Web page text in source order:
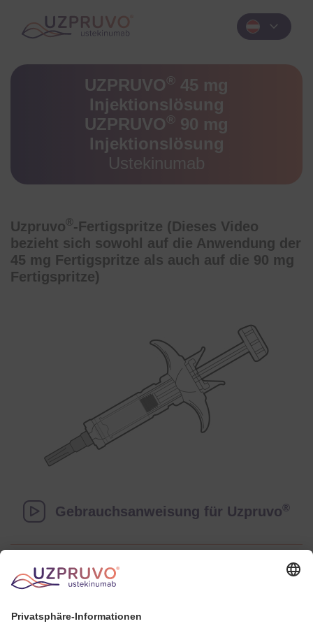
expand_more
UZPRUVO® 45 mg
Injektionslösung
UZPRUVO® 90 mg
Injektionslösung
Ustekinumab
Uzpruvo ® -Fertigspritze (Dieses Video
bezieht sich sowohl auf die Anwendung der
45 mg Fertigspritze als auch auf die 90 mg
Fertigspritze)
Gebrauchsanweisung für Uzpruvo®
Uzpruvo